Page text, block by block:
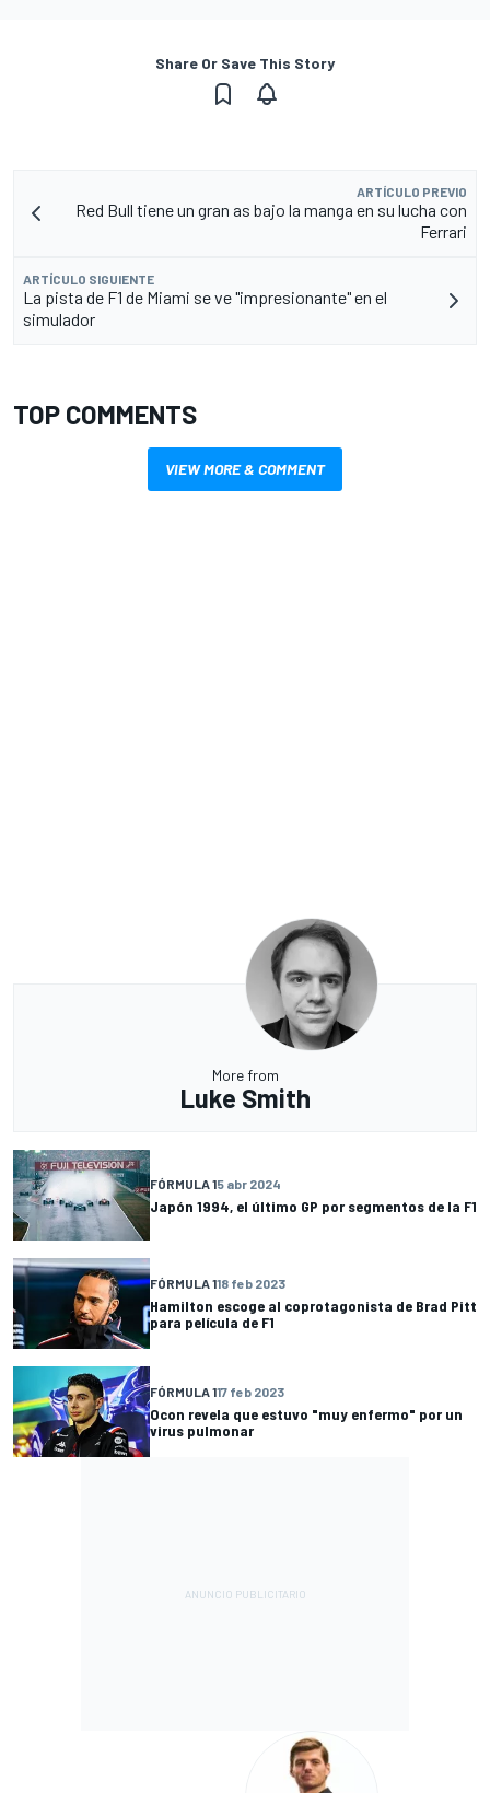
Share Or Save This Story
ARTÍCULO PREVIO
Red Bull tiene un gran as bajo la manga en su lucha con
Ferrari
ARTÍCULO SIGUIENTE
La pista de F1 de Miami se ve "impresionante" en el
simulador
TOP COMMENTS
VIEW MORE & COMMENT
More from
Luke Smith
FÓRMULA 15 abr 2024
Japón 1994, el último GP por segmentos de la F1
FÓRMULA 118 feb 2023
Hamilton escoge al coprotagonista de Brad Pitt
para película de F1
FÓRMULA 117 feb 2023
Ocon revela que estuvo "muy enfermo" por un
virus pulmonar